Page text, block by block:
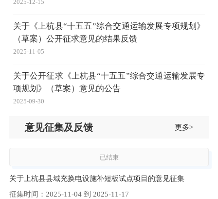
2025-12-15
关于《上杭县“十五五”综合交通运输发展专项规划》
（草案）公开征求意见的结果反馈
2025-11-05
关于公开征求《上杭县“十五五”综合交通运输发展专
项规划》（草案）意见的公告
2025-09-30
意见征集及反馈 更多>
已结束
关于上杭县县域充换电设施补短板试点项目的意见征集
征集时间： 2025-11-04 到 2025-11-17